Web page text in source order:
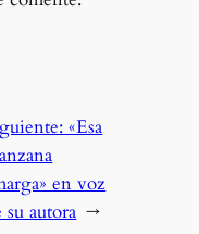
«Esa
en voz
su autora →